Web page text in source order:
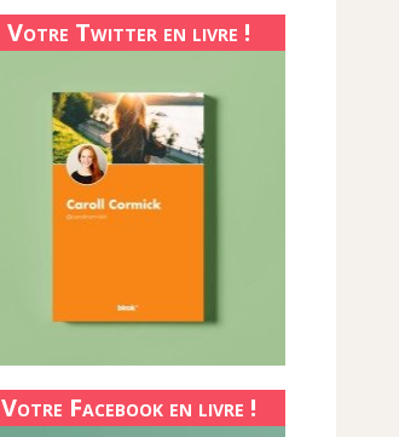
Votre Twitter en livre !
Votre Facebook en livre !